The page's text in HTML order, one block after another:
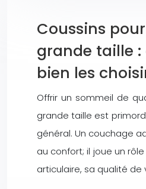
Coussins
grande taille
bien les
Offrir un sommeil de
grande taille est
général. Un couchage
au confort; il joue un
articulaire, sa qualité de